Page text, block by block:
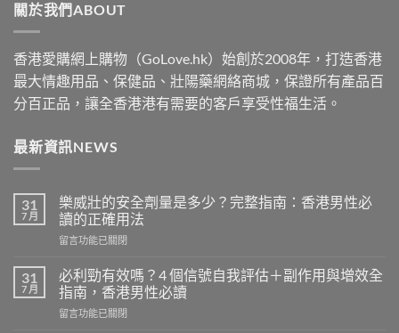
關於我們ABOUT
香港愛購網上購物（GoLove.hk）始創於2008年，打造香港
最大情趣用品、保健品、壯陽藥網絡商城，保證所有產品百
分百正品，讓全香港港有需要的客戶享受性福生活。
最新資訊NEWS
31
7 月
樂威壯的安全劑量是多少？完整指南：香港男性必
讀的正確用法
在
威
壯
的
安
留言功能已關閉
31
7 月
必利勁有效嗎？4 個信號自我評估＋副作用與增效全
指南，香港男性必讀
在
留言功能已關閉